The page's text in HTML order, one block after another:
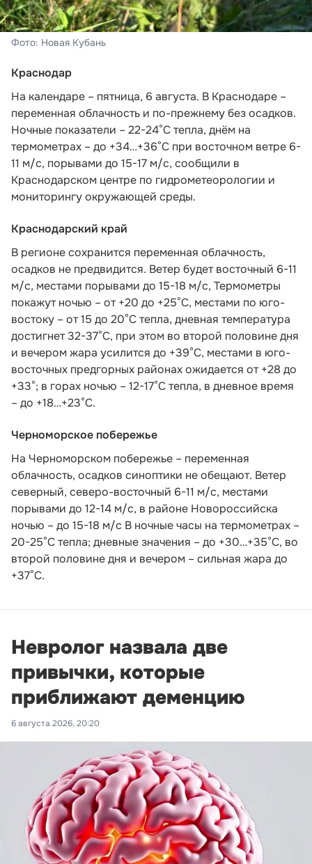
Фото: Новая Кубань
Краснодар
На календаре – пятница, 6 августа. В Краснодаре –
переменная облачность и по-прежнему без осадков.
Ночные показатели – 22-24°С тепла, днём на
термометрах – до +34…+36°С при восточном ветре 6-
11 м/с, порывами до 15-17 м/с, сообщили в
Краснодарском центре по гидрометеорологии и
мониторингу окружающей среды.
Краснодарский край
В регионе сохранится переменная облачность,
осадков не предвидится. Ветер будет восточный 6-11
м/с, местами порывами до 15-18 м/с, Термометры
покажут ночью – от +20 до +25°С, местами по юго-
востоку – от 15 до 20°С тепла, дневная температура
достигнет 32-37°С, при этом во второй половине дня
и вечером жара усилится до +39°С, местами в юго-
восточных предгорных районах ожидается от +28 до
+33°; в горах ночью – 12-17°С тепла, в дневное время
– до +18…+23°С.
Черноморское побережье
На Черноморском побережье – переменная
облачность, осадков синоптики не обещают. Ветер
северный, северо-восточный 6-11 м/с, местами
порывами до 12-14 м/с, в районе Новороссийска
ночью – до 15-18 м/с В ночные часы на термометрах –
20-25°С тепла; дневные значения – до +30…+35°С, во
второй половине дня и вечером – сильная жара до
+37°С.
Невролог назвала две
привычки, которые
приближают деменцию
6 августа 2026, 20:20